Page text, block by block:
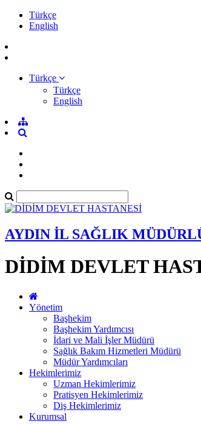
Türkçe
English
Türkçe
Türkçe
English
AYDIN İL SAĞLIK
DİDİM DEVLET
Yönetim
Başhekim
Başhekim Yardımcısı
İdari ve Mali İşler Müdürü
Sağlık Bakım Hizmetleri Müdürü
Müdür Yardımcıları
Hekimlerimiz
Uzman Hekimlerimiz
Pratisyen Hekimlerimiz
Diş Hekimlerimiz
Kurumsal